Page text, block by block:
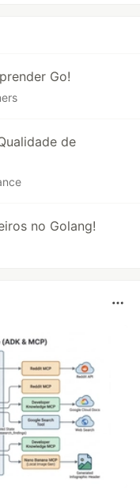
Go!
de
no Golang!